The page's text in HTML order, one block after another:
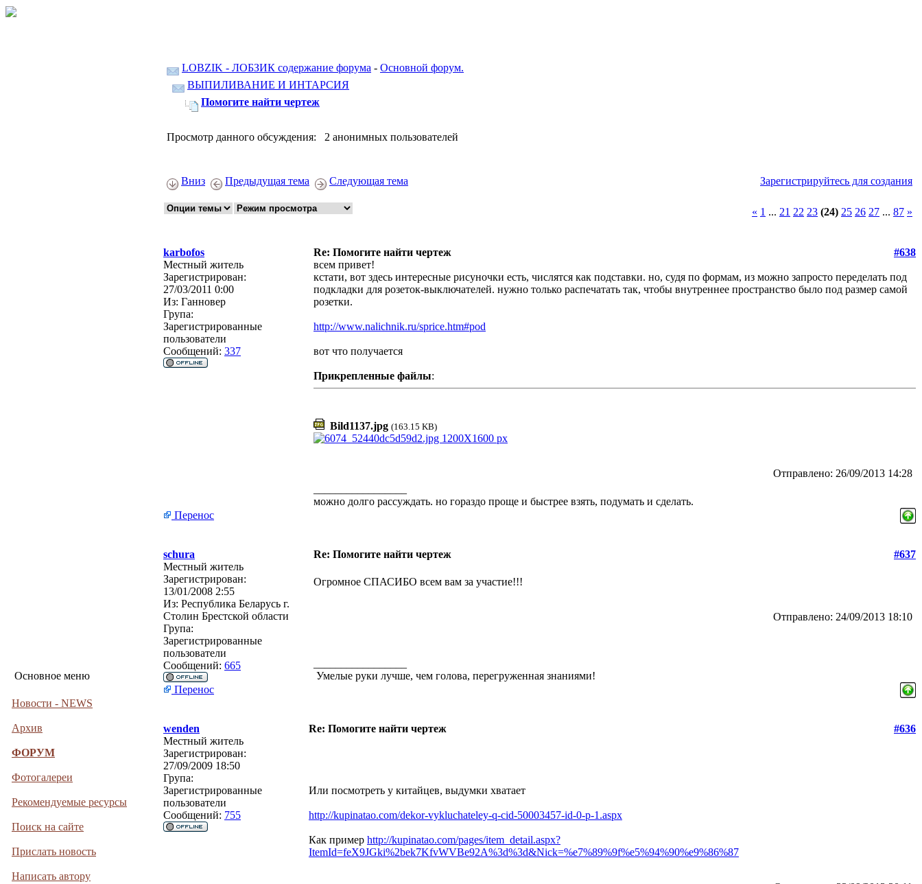
Основное меню
Новости - NEWS
Архив
ФОРУМ
Фотогалереи
Рекомендуемые ресурсы
Поиск на сайте
Прислать новость
Написать автору
LOBZIK - ЛОБЗИК содержание форума - Основной форум.
ВЫПИЛИВАНИЕ И ИНТАРСИЯ
Помогите найти чертеж
Просмотр данного обсуждения: 2 анонимных пользователей
Вниз Предыдущая тема Следующая тема Зарегистрируйтесь для создания
« 1 ... 21 22 23 (24) 25 26 27 ... 87 »
karbofos Re: Помогите найти чертеж
#638
Местный житель
Зарегистрирован:
27/03/2011 0:00
Из: Ганновер
Група:
Зарегистрированные
пользователи
Сообщений: 337
всем привет!
кстати, вот здесь интересные рисуночки есть, числятся как подставки. но, судя по формам, из можно запросто переделать под
подкладки для розеток-выключателей. нужно только распечатать так, чтобы внутреннее пространство было под размер самой
розетки.
http://www.nalichnik.ru/sprice.htm#pod
вот что получается
Прикрепленные файлы:
Bild1137.jpg (163.15 KB)
Отправлено: 26/09/2013 14:28
можно долго рассуждать. но гораздо проще и быстрее взять, подумать и сделать.
Перенос
schura Re: Помогите найти чертеж
#637
Местный житель
Зарегистрирован:
13/01/2008 2:55
Из: Республика Беларусь г.
Столин Брестской области
Група:
Зарегистрированные
пользователи
Сообщений: 665
Огромное СПАСИБО всем вам за участие!!!
Отправлено: 24/09/2013 18:10
Умелые руки лучше, чем голова, перегруженная знаниями!
Перенос
wenden Re: Помогите найти чертеж
#636
Местный житель
Зарегистрирован:
27/09/2009 18:50
Група:
Зарегистрированные
пользователи
Сообщений: 755
Или посмотреть у китайцев, выдумки хватает
http://kupinatao.com/dekor-vykluchateley-q-cid-50003457-id-0-p-1.aspx
Как пример http://kupinatao.com/pages/item_detail.aspx?
ItemId=feX9JGki%2bek7KfvWVBe92A%3d%3d&Nick=%e7%89%9f%e5%94%90%e9%86%87